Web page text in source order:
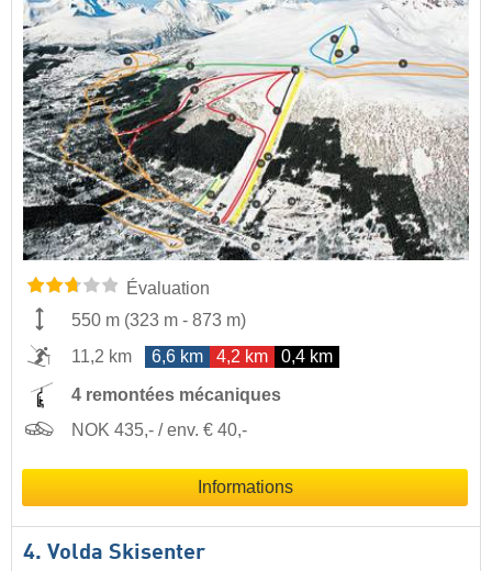
Évaluation
550 m (323 m - 873 m)
11,2 km
6,6 km 4,2 km 0,4 km
4 remontées mécaniques
NOK 435,- / env. € 40,-
Informations
4. Volda Skisenter